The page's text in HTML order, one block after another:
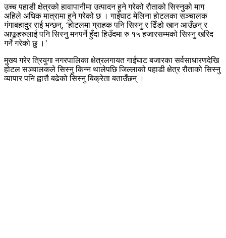
उच्च पहाडी क्षेत्रको हावापानीमा उत्पादन हुने गरेको रौताको सिस्नुको माग
अहिले अधिक मात्रामा हुने गरेको छ । गाईघाट मेलिना होटलका सञ्चालक
गंगाबहादुर राई भन्छन्, ‘होटलमा ग्राहक पनि सिस्नु र ढिँडो खान आउँछन् र
आफूहरुलाई पनि सिस्नु मनपर्ने हुँदा हिउँदमा रु १५ हजारसम्मको सिस्नु खरिद
गर्ने गरेको छु ।’
मुख्य गरेर त्रियुगा नगरपालिका क्षेत्रलगायत गाईघाट बजारका सर्वसाधारणदेखि
होटल सञ्चालकले सिस्नु किन्न थालेपछि जिल्लाको पहाडी क्षेत्र रौताको सिस्नु
व्यापार पनि ह्वात्तै बढेको सिस्नु बिक्रेता बताउँछन् ।